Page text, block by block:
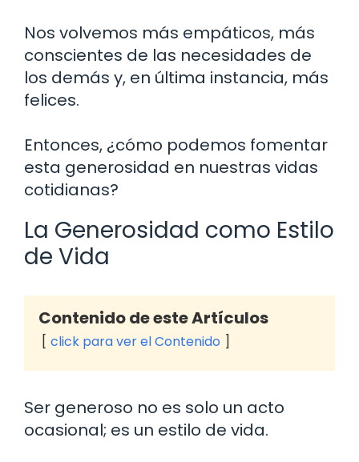
Nos volvemos más empáticos, más
conscientes de las necesidades de
los demás y, en última instancia, más
felices.
Entonces, ¿cómo podemos fomentar
esta generosidad en nuestras vidas
cotidianas?
La Generosidad como Estilo
de Vida
Contenido de este Artículos
click para ver el Contenido
Ser generoso no es solo un acto
ocasional; es un estilo de vida.